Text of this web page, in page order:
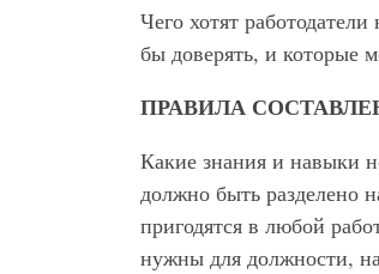
Чего хотят
бы доверять, и которые
ПРАВИЛА
Какие знания и навыки
должно быть разделено
пригодятся в любой
нужны для должности,